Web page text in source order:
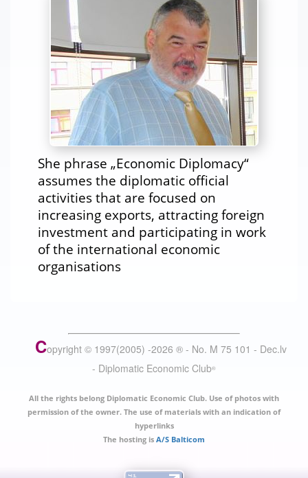
She phrase „Economic Diplomacy“
assumes the diplomatic official
activities that are focused on
increasing exports, attracting foreign
investment and participating in work
of the international economic
organisations
Copyright © 1997(2005) -2026 ® - No. M 75 101 - Dec.lv
- Diplomatic Economic Club®
All the rights belong Diplomatic Economic Club. Use of photos with
permission of the owner. The use of materials with an indication of
hyperlinks
The hosting is A/S Balticom